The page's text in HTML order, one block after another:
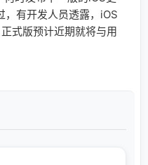
，有开发人员透露，iOS
式版预计近期就将与用